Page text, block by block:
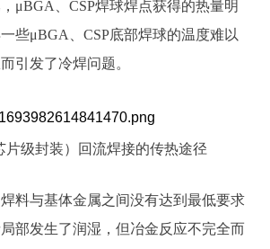
μBGA、CSP焊球焊点获得的热量明
些μBGA、CSP底部焊球的温度难以
引发了冷焊问题。
片级封装）回流焊接的传热途径
料与基体金属之间没有达到最低要求
部发生了润湿，但冶金反应不完全而